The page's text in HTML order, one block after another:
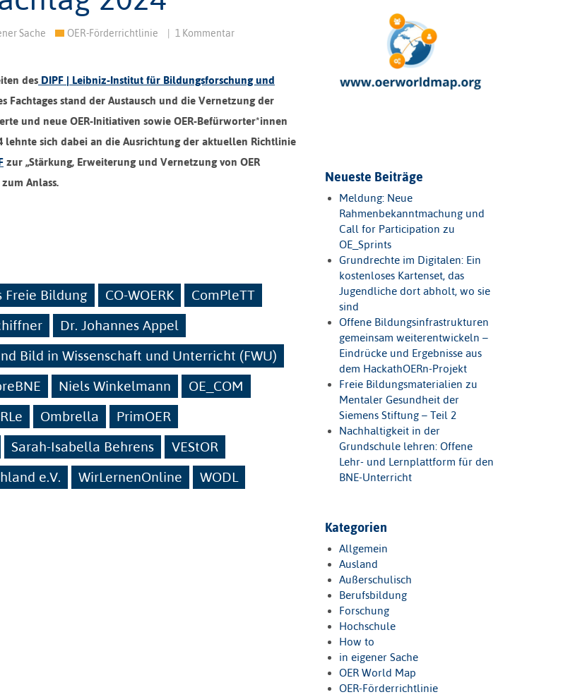
Sache OER-Förderrichtlinie 1 Kommentar
des DIPF | Leibniz-Institut für Bildungsforschung und
Fachtages stand der Austausch und die Vernetzung der
und neue OER-Initiativen sowie OER-Befürworter*innen
lehnte sich dabei an die Ausrichtung der aktuellen Richtlinie
zur „Stärkung, Erweiterung und Vernetzung von OER
Anlass.
Freie Bildung CO-WOERK
ComPleTT
Dr. Johannes Appel
Bild in Wissenschaft und Unterricht (FWU)
Niels Winkelmann
OE_COM
Ombrella
PrimOER
Sarah-Isabella Behrens
VEStOR
e.V. WirLernenOnline
WODL
Neueste Beiträge
Meldung: Neue
Rahmenbekanntmachung und
Call for Participation zu
OE_Sprints
Grundrechte im Digitalen: Ein
kostenloses Kartenset, das
Jugendliche dort abholt, wo sie
sind
Offene Bildungsinfrastrukturen
gemeinsam weiterentwickeln –
Eindrücke und Ergebnisse aus
dem HackathOERn-Projekt
Freie Bildungsmaterialien zu
Mentaler Gesundheit der
Siemens Stiftung – Teil 2
Nachhaltigkeit in der
Grundschule lehren: Offene
Lehr- und Lernplattform für den
BNE-Unterricht
Kategorien
Allgemein
Ausland
Außerschulisch
Berufsbildung
Forschung
Hochschule
How to
in eigener Sache
OER World Map
OER-Förderrichtlinie